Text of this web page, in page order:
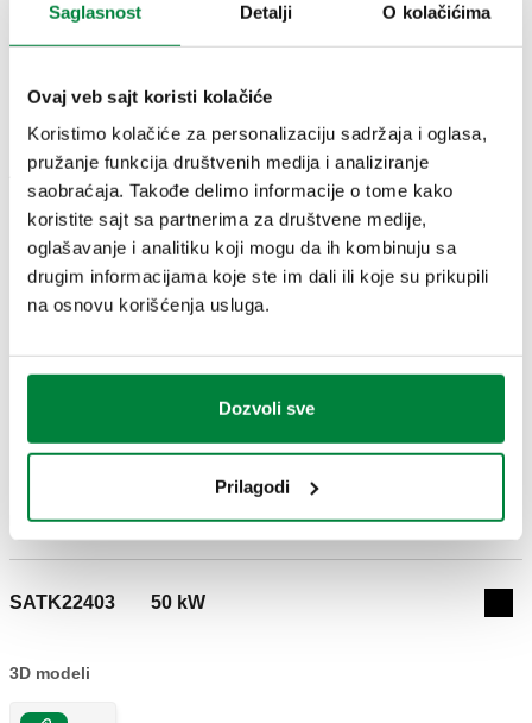
Saglasnost Detalji O kolačićima
Ovaj veb sajt koristi kolačiće
Koristimo kolačiće za personalizaciju sadržaja i oglasa,
pružanje funkcija društvenih medija i analiziranje
saobraćaja. Takođe delimo informacije o tome kako
koristite sajt sa partnerima za društvene medije,
oglašavanje i analitiku koji mogu da ih kombinuju sa
drugim informacijama koje ste im dali ili koje su prikupili
na osnovu korišćenja usluga.
Dozvoli sve
Prilagodi
Napajanje
Raspon podešavanja temperature (ДОМАЋА ТОПЛА
ВОДА)
42–60 °C
Raspon radne temperature primarnog dovoda :2–90 °C
△p maks.: 6 bar
Maksimalni radni pritisak:10 bar
CERTIFIKATI
CRTEŽI I SPECIFIKACIJE
Broj dela Nominalna snaga izmenjivača toplote
SATK22403 50 kW
3D modeli